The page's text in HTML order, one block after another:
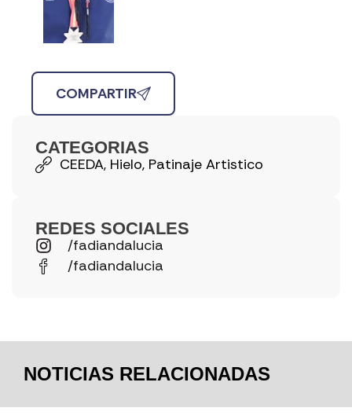
COMPARTIR
CATEGORIAS
CEEDA, Hielo, Patinaje Artistico
REDES SOCIALES
/fadiandalucia
/fadiandalucia
NOTICIAS RELACIONADAS